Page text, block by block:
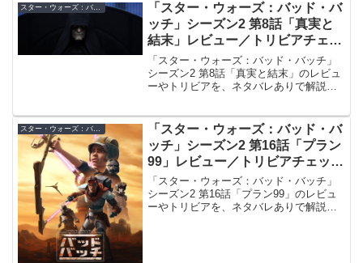
スター・ウォーズ：バッド・バッチ シーズン2 レビュー／トリビア
「スター・ウォーズ：バッド・バ
ッチ」シーズン2 第8話「真実と
結末」レビュー／トリビアチェッ
クポイント【ネタバレ注意】
「スター・ウォーズ：バッド・バッチ」
シーズン2 第8話「真実と結末」のレビュ
ーやトリビアを、ネタバレありで解説し
「スター・ウォーズ：バッド・バ
ッチ」シーズン2 第16話「プラン
99」レビュー／トリビアチェック
ポイント【ネタバレ注意】
「スター・ウォーズ：バッド・バッチ」
シーズン2 第16話「プラン99」のレビュ
ーやトリビアを、ネタバレありで解説し